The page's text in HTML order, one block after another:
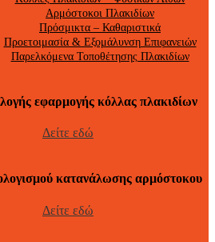
Αρμόστοκοι Πλακιδίων
Πρόσμικτα – Καθαριστικά
Προετοιμασία & Εξομάλυνση Επιφανειών
Παρελκόμενα Τοποθέτησης Πλακιδίων
εφαρμογής κόλλας πλακιδίων
Δείτε εδώ
κατανάλωσης αρμόστοκου
Δείτε εδώ